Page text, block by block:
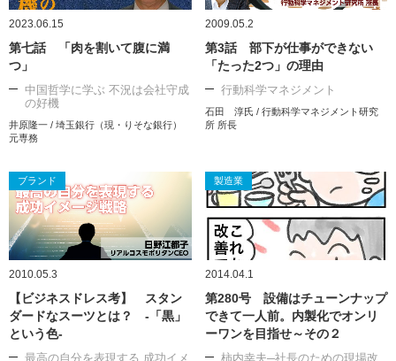
2023.06.15
第七話 「肉を割いて腹に満
つ」
中国哲学に学ぶ 不況は会社守成
の好機
井原隆一 / 埼玉銀行（現・りそな銀行）
元専務
2009.05.2
第3話 部下が仕事ができない
「たった2つ」の理由
行動科学マネジメント
石田 淳氏 / 行動科学マネジメント研究
所 所長
ブランド
2010.05.3
【ビジネスドレス考】 スタン
ダードなスーツとは？ -「黒」
という色-
最高の自分を表現する 成功イメ
製造業
2014.04.1
第280号 設備はチューンナップ
できて一人前。内製化でオンリ
ーワンを目指せ～その２
柿内幸夫─社長のための現場改